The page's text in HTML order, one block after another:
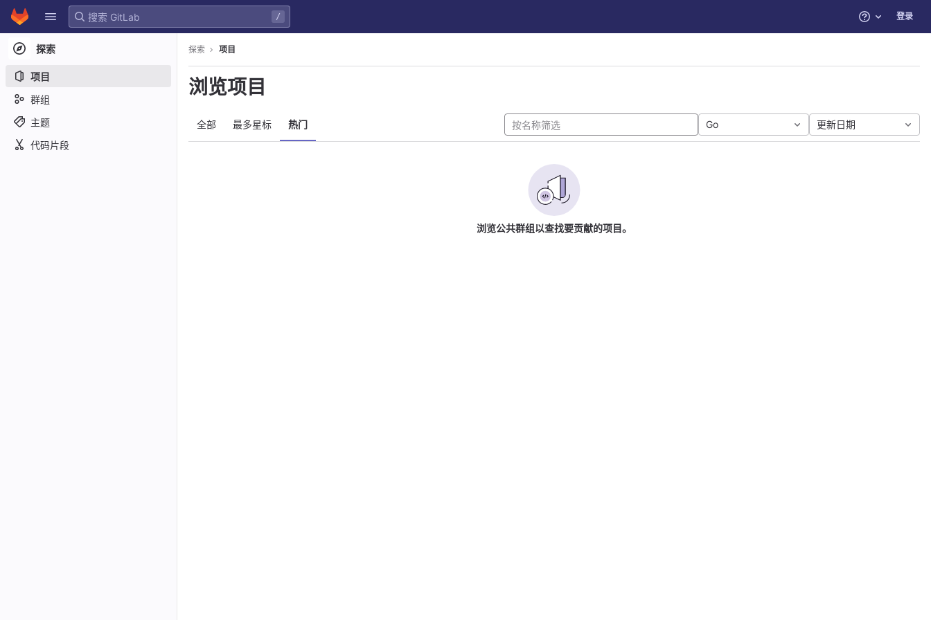
Skip to content
GitLab
/ 帮助 登录
探索
项目
群组
主题
代码片段
探索 项目
浏览项目
全部 最多星标 热门 Go 更新日期
浏览公共群组以查找要贡献的项目。